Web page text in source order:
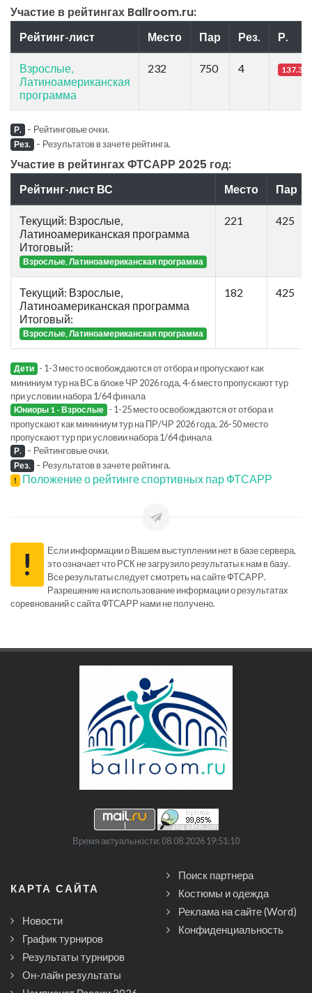
Участие в рейтингах Ballroom.ru:
Рейтинг-лист Место Пар Рез. Р.
Взрослые,
Латиноамериканская
программа
232 750 4 137.35
Р. - Рейтинговые очки.
Рез. - Результатов в зачете рейтинга.
Участие в рейтингах ФТСАРР 2025 год:
Рейтинг-лист ВС Место Пар
Текущий: Взрослые,
Латиноамериканская программа
Итоговый:
Взрослые, Латиноамериканская программа
221 425
Текущий: Взрослые,
Латиноамериканская программа
Итоговый:
Взрослые, Латиноамериканская программа
182 425
Дети - 1-3 место освобождаются от отбора и пропускают как
мининиум тур на ВС в блоке ЧР 2026 года, 4-6 место пропускают тур
при условии набора 1/64 финала
Юниоры 1 - Взрослые - 1-25 место освобождаются от отбора и
пропускают как мининиум тур на ПР/ЧР 2026 года, 26-50 место
пропускают тур при условии набора 1/64 финала
Р. - Рейтинговые очки.
Рез. - Результатов в зачете рейтинга.
! Положение о рейтинге спортивных пар ФТСАРР
!
Если информации о Вашем выступлении нет в базе сервера,
это означает что РСК не загрузило результаты к нам в базу.
Все результаты следует смотреть на сайте ФТСАРР.
Разрешение на использование информации о результатах
соревнований с сайта ФТСАРР нами не получено.
Время актуальности: 08.08.2026 19:51:10
КАРТА САЙТА
Новости
График турниров
Результаты турниров
Он-лайн результаты
Поиск партнера
Костюмы и одежда
Реклама на сайте (Word)
Конфиденциальность